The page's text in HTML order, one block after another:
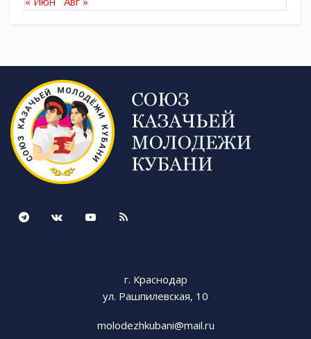
г. Краснодар
ул. Рашпилевская, 10
molodezhkubani@mail.ru